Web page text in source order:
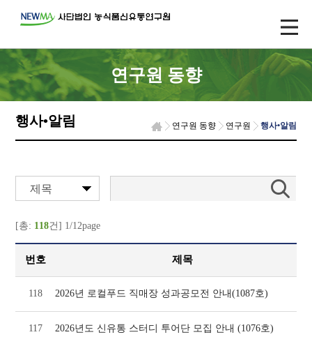
연구원 동향
행사•알림 연구원 동향 연구원 행사•알림
제목
[총: 118건] 1/12page
번호 제목
118 2026년 로컬푸드 직매장 성과공모전 안내(1087호)
117 2026년도 신유통 스터디 투어단 모집 안내 (1076호)